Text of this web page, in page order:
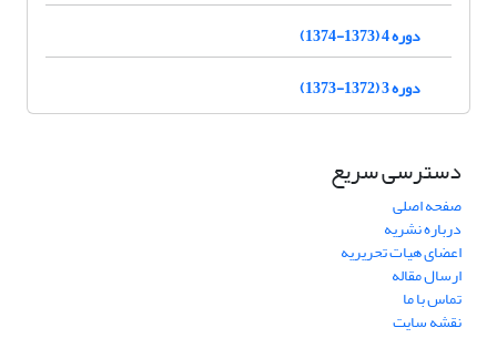
دوره 4 (1373-1374)
دوره 3 (1372-1373)
دسترسی سریع
صفحه اصلی
درباره نشریه
اعضای هیات تحریریه
ارسال مقاله
تماس با ما
نقشه سایت